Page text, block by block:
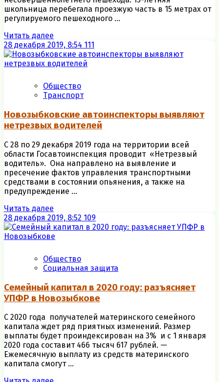
школьница перебегала проезжую часть в 15 метрах от
регулируемого пешеходного ...
Читать далее
28 декабря 2019, 8:54 111
Общество
Транспорт
Новозыбковские автоинспекторы выявляют
нетрезвых водителей
С 28 по 29 декабря 2019 года на территории всей
области Госавтоинспекция проводит «Нетрезвый
водитель». Она направлено на выявление и
пресечение фактов управления транспортными
средствами в состоянии опьянения, а также на
предупреждение ...
Читать далее
28 декабря 2019, 8:52 109
Общество
Социальная защита
Семейный капитал в 2020 году: разъясняет
УПФР в Новозыбкове
С 2020 года получателей материнского семейного
капитала ждет ряд приятных изменений. Размер
выплаты будет проиндексирован на 3% и с 1 января
2020 года составит 466 тысяч 617 рублей. —
Ежемесячную выплату из средств материнского
капитала смогут ...